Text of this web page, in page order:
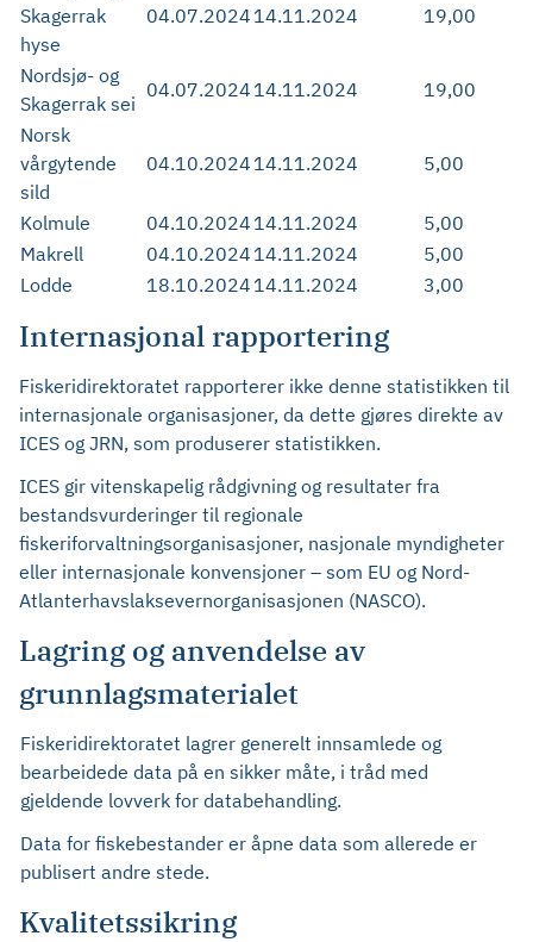
Skagerrak
hyse
04.07.2024 14.11.2024 19,00
Nordsjø- og
Skagerrak sei
04.07.2024 14.11.2024
19,00
Norsk
vårgytende
sild
04.10.2024 14.11.2024 5,00
Kolmule 04.10.2024 14.11.2024
5,00
Makrell
04.10.2024 14.11.2024
5,00
Lodde
18.10.2024 14.11.2024 3,00
Internasjonal rapportering
Fiskeridirektoratet rapporterer ikke denne statistikken til
internasjonale organisasjoner, da dette gjøres direkte av
ICES og JRN, som produserer statistikken.
ICES gir vitenskapelig rådgivning og resultater fra
bestandsvurderinger til regionale
fiskeriforvaltningsorganisasjoner, nasjonale myndigheter
eller internasjonale konvensjoner – som EU og Nord-
Atlanterhavslaksevernorganisasjonen (NASCO).
Lagring og anvendelse av
grunnlagsmaterialet
Fiskeridirektoratet lagrer generelt innsamlede og
bearbeidede data på en sikker måte, i tråd med
gjeldende lovverk for databehandling.
Data for fiskebestander er åpne data som allerede er
publisert andre stede.
Kvalitetssikring